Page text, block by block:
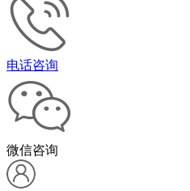
电话咨询
微信咨询